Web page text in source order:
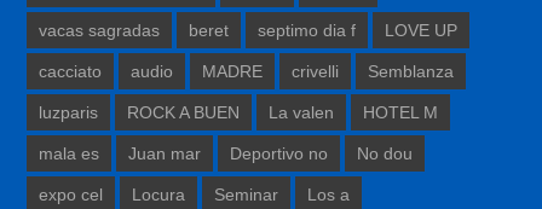
vacas sagradas beret septimo dia f LOVE UP
cacciato audio MADRE crivelli Semblanza
luzparis ROCK A BUEN La valen HOTEL M
mala es Juan mar Deportivo no No dou
expo cel Locura Seminar Los a